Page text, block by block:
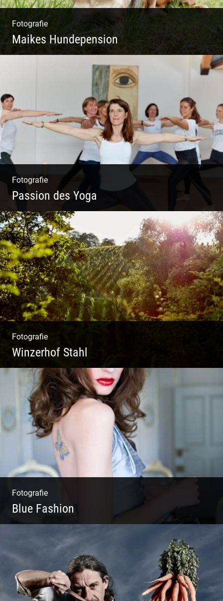
Fotografie
Maikes Hundepension
Tierisch lebendiges Shooting
Fotografie
Passion des Yoga
Ein herzliches Team
Fotografie
Winzerhof Stahl
Ganz neu durfte es werden. Alles. Fotos.
Web. Shop.
Fotografie
Blue Fashion
Blue Fashion